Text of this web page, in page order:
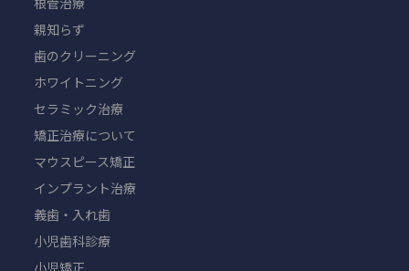
親知らず
歯のクリーニング
ホワイトニング
セラミック治療
矯正治療について
マウスピース矯正
インプラント治療
義歯・入れ歯
小児歯科診療
小児矯正